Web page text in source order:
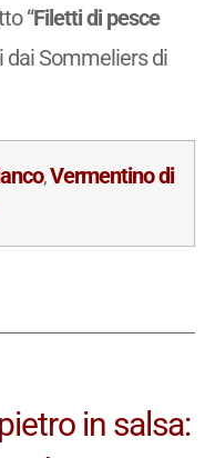
“Filetti di pesce
dai Sommeliers di
,Vermentino di
in salsa: